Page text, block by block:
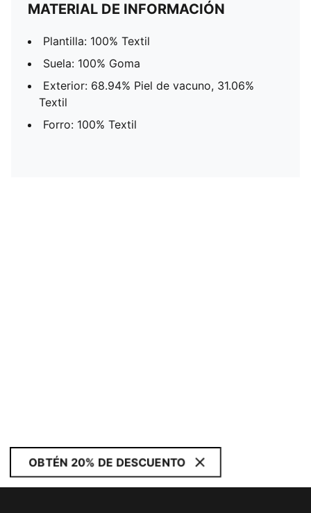
MATERIAL DE INFORMACIÓN
Plantilla: 100% Textil
Suela: 100% Goma
Exterior: 68.94% Piel de vacuno, 31.06%
Textil
Forro: 100% Textil
OBTÉN 20% DE DESCUENTO